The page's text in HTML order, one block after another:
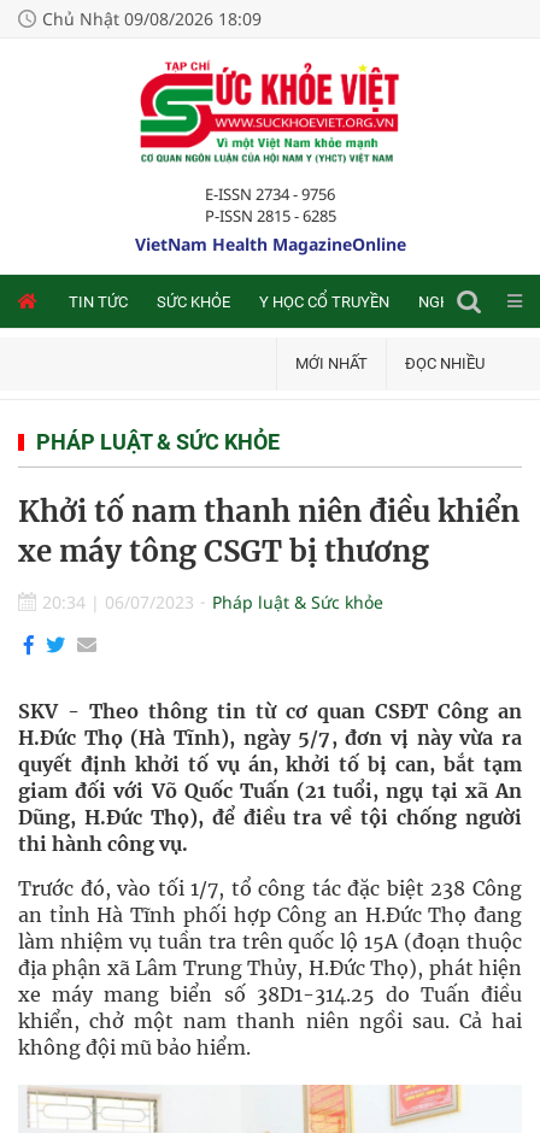
Chủ Nhật 09/08/2026 18:09
E-ISSN 2734 - 9756
P-ISSN 2815 - 6285
VietNam Health MagazineOnline
TIN TỨC SỨC KHỎE Y HỌC CỔ TRUYỀN NGHIÊN CỨU
MỚI NHẤT ĐỌC NHIỀU
PHÁP LUẬT & SỨC KHỎE
Khởi tố nam thanh niên điều khiển
xe máy tông CSGT bị thương
20:34 | 06/07/2023 Pháp luật & Sức khỏe
SKV - Theo thông tin từ cơ quan CSĐT Công an
H.Đức Thọ (Hà Tĩnh), ngày 5/7, đơn vị này vừa ra
quyết định khởi tố vụ án, khởi tố bị can, bắt tạm
giam đối với Võ Quốc Tuấn (21 tuổi, ngụ tại xã An
Dũng, H.Đức Thọ), để điều tra về tội chống người
thi hành công vụ.
Trước đó, vào tối 1/7, tổ công tác đặc biệt 238 Công
an tỉnh Hà Tĩnh phối hợp Công an H.Đức Thọ đang
làm nhiệm vụ tuần tra trên quốc lộ 15A (đoạn thuộc
địa phận xã Lâm Trung Thủy, H.Đức Thọ), phát hiện
xe máy mang biển số 38D1-314.25 do Tuấn điều
khiển, chở một nam thanh niên ngồi sau. Cả hai
không đội mũ bảo hiểm.